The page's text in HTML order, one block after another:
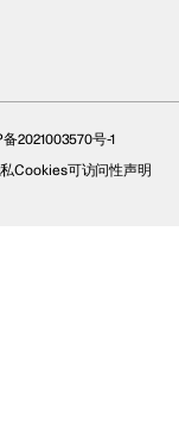
2021003570号-1
Cookies可访问性声明